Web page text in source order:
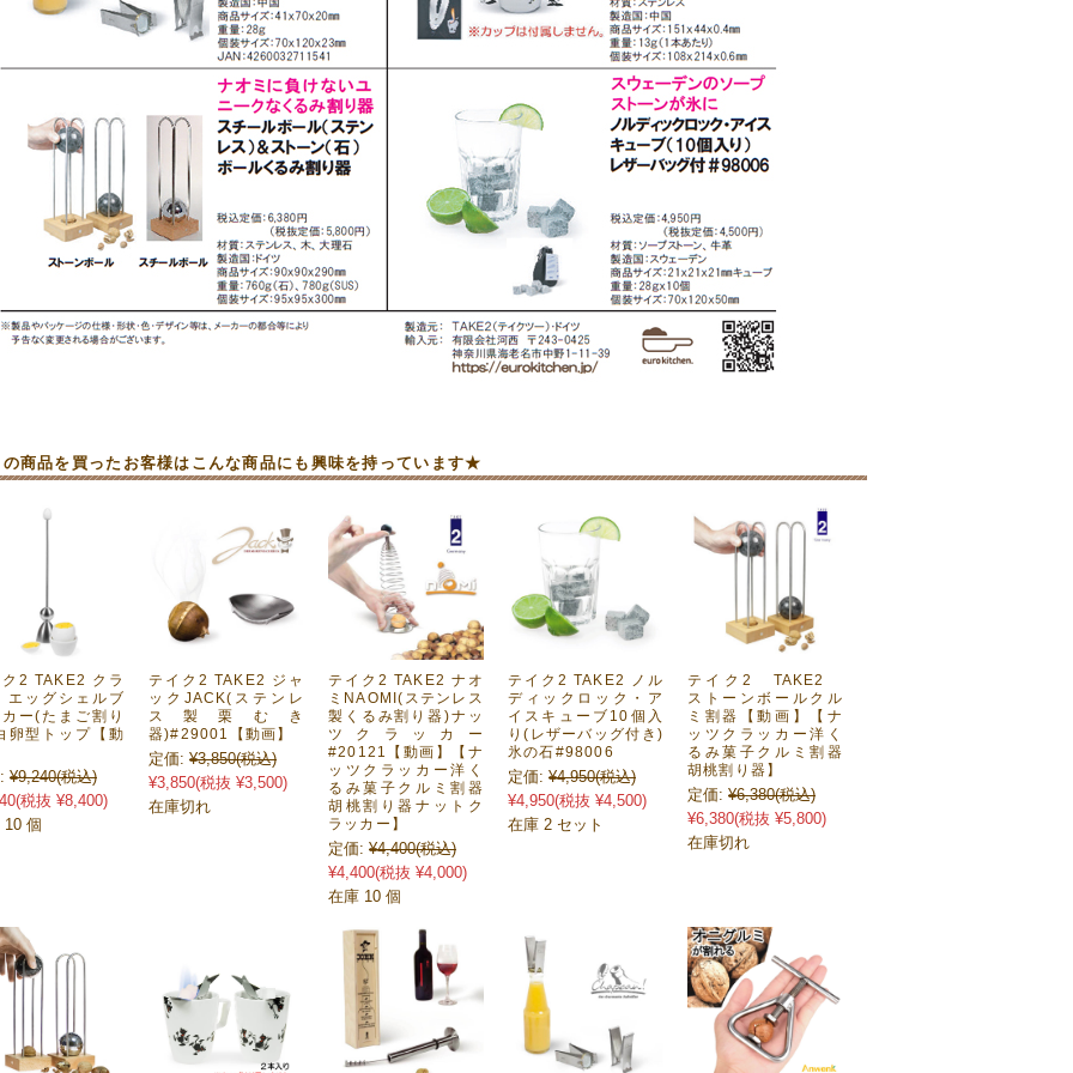
商品を買ったお客様はこんな商品にも興味を持っています★
2 TAKE2 クラ
エッグシェルブ
ー(たまご割り
卵型トップ【動
¥9,240(税込)
(税抜 ¥8,400)
10 個
テイク2 TAKE2 ジャ
ックJACK(ステンレ
ス製栗むき
器)#29001【動画】
定価: ¥3,850(税込)
¥3,850(税抜 ¥3,500)
在庫切れ
テイク2 TAKE2 ナオ
ミNAOMI(ステンレス
製くるみ割り器)ナッ
ツクラッカー
#20121【動画】【ナ
ッツクラッカー洋く
るみ菓子クルミ割器
胡桃割り器ナットク
ラッカー】
定価: ¥4,400(税込)
¥4,400(税抜 ¥4,000)
在庫 10 個
テイク2 TAKE2 ノル
ディックロック・ア
イスキューブ10個入
り(レザーバッグ付き)
氷の石#98006
定価: ¥4,950(税込)
¥4,950(税抜 ¥4,500)
在庫 2 セット
テイク2 TAKE2
ストーンボールクル
ミ割器【動画】【ナ
ッツクラッカー洋く
るみ菓子クルミ割器
胡桃割り器】
定価: ¥6,380(税込)
¥6,380(税抜 ¥5,800)
在庫切れ